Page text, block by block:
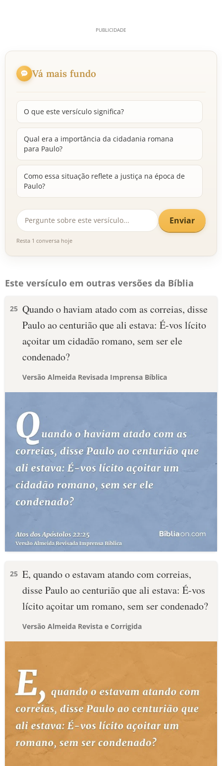
Vá mais fundo
O que este versículo significa?
Qual era a importância da cidadania romana
para Paulo?
Como essa situação reflete a justiça na época de
Paulo?
Enviar
Resta 1 conversa hoje
Este versículo em outras versões da Bíblia
25 Quando o haviam atado com as correias, disse
Paulo ao centurião que ali estava: É-vos lícito
açoitar um cidadão romano, sem ser ele
condenado?
Versão Almeida Revisada Imprensa Bíblica
25 E, quando o estavam atando com correias,
disse Paulo ao centurião que ali estava: É-vos
lícito açoitar um romano, sem ser condenado?
Versão Almeida Revista e Corrigida